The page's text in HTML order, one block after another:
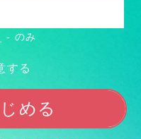
- のみ
する
める